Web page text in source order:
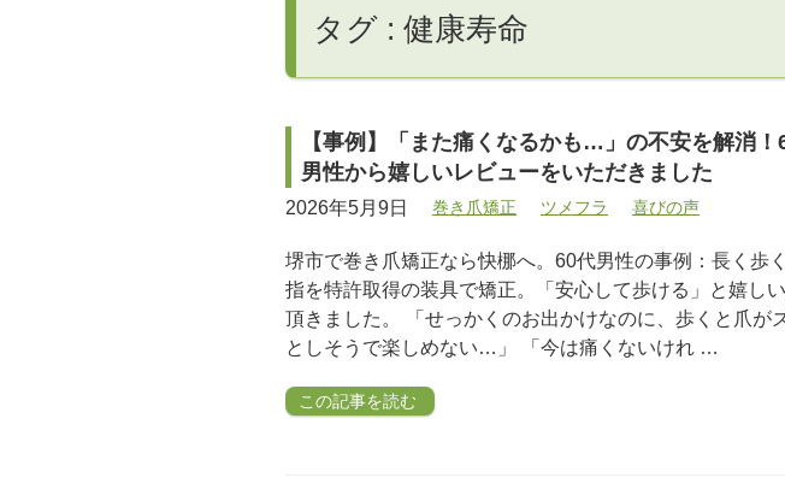
タグ : 健康寿命
【事例】「また痛くなるかも…」の不安を解消！
男性から嬉しいレビューをいただきました
2026年5月9日 巻き爪矯正 ツメフラ 喜びの声
堺市で巻き爪矯正なら快梛へ。60代男性の事例：長く歩
指を特許取得の装具で矯正。「安心して歩ける」と嬉し
頂きました。 「せっかくのお出かけなのに、歩くと爪が
としそうで楽しめない…」 「今は痛くないけれ …
この記事を読む